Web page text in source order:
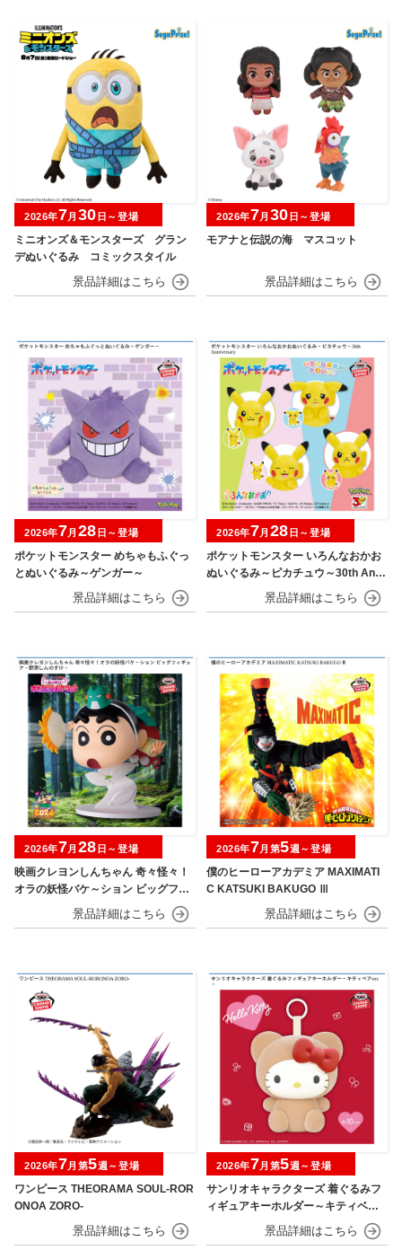
ミニオンズ＆モンスターズ グラン
デぬいぐるみ コミックスタイル
2026年7月 30 日～登場
モアナと伝説の海 マスコット
2026年7月 30 日～登場
ポケットモンスター めちゃもふぐっ
とぬいぐるみ～ゲンガー～
2026年7月 28 日～登場
ポケットモンスター いろんなおかお
ぬいぐるみ～ピカチュウ～30th Anni
2026年7月 28 日～登場
映画クレヨンしんちゃん 奇々怪々！
オラの妖怪バケ～ション ビッグフィ
ギュア～野原しんのすけ～
2026年7月 28 日～登場
僕のヒーローアカデミア MAXIMATI
C KATSUKI BAKUGO Ⅲ
2026年7月第5週～登場
ワンピース THEORAMA SOUL-ROR
ONOA ZORO-
2026年7月第5週～登場
サンリオキャラクターズ 着ぐるみフ
ィギュアキーホルダー～キティベアv
2026年7月第5週～登場